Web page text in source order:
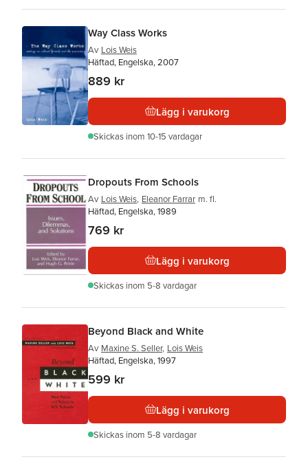
Way Class Works
Av Lois Weis
Häftad, Engelska, 2007
889 kr
Lägg i varukorg
Skickas inom 10-15 vardagar
Dropouts From Schools
Av Lois Weis, Eleanor Farrar m. fl.
Häftad, Engelska, 1989
769 kr
Lägg i varukorg
Skickas inom 5-8 vardagar
Beyond Black and White
Av Maxine S. Seller, Lois Weis
Häftad, Engelska, 1997
599 kr
Lägg i varukorg
Skickas inom 5-8 vardagar